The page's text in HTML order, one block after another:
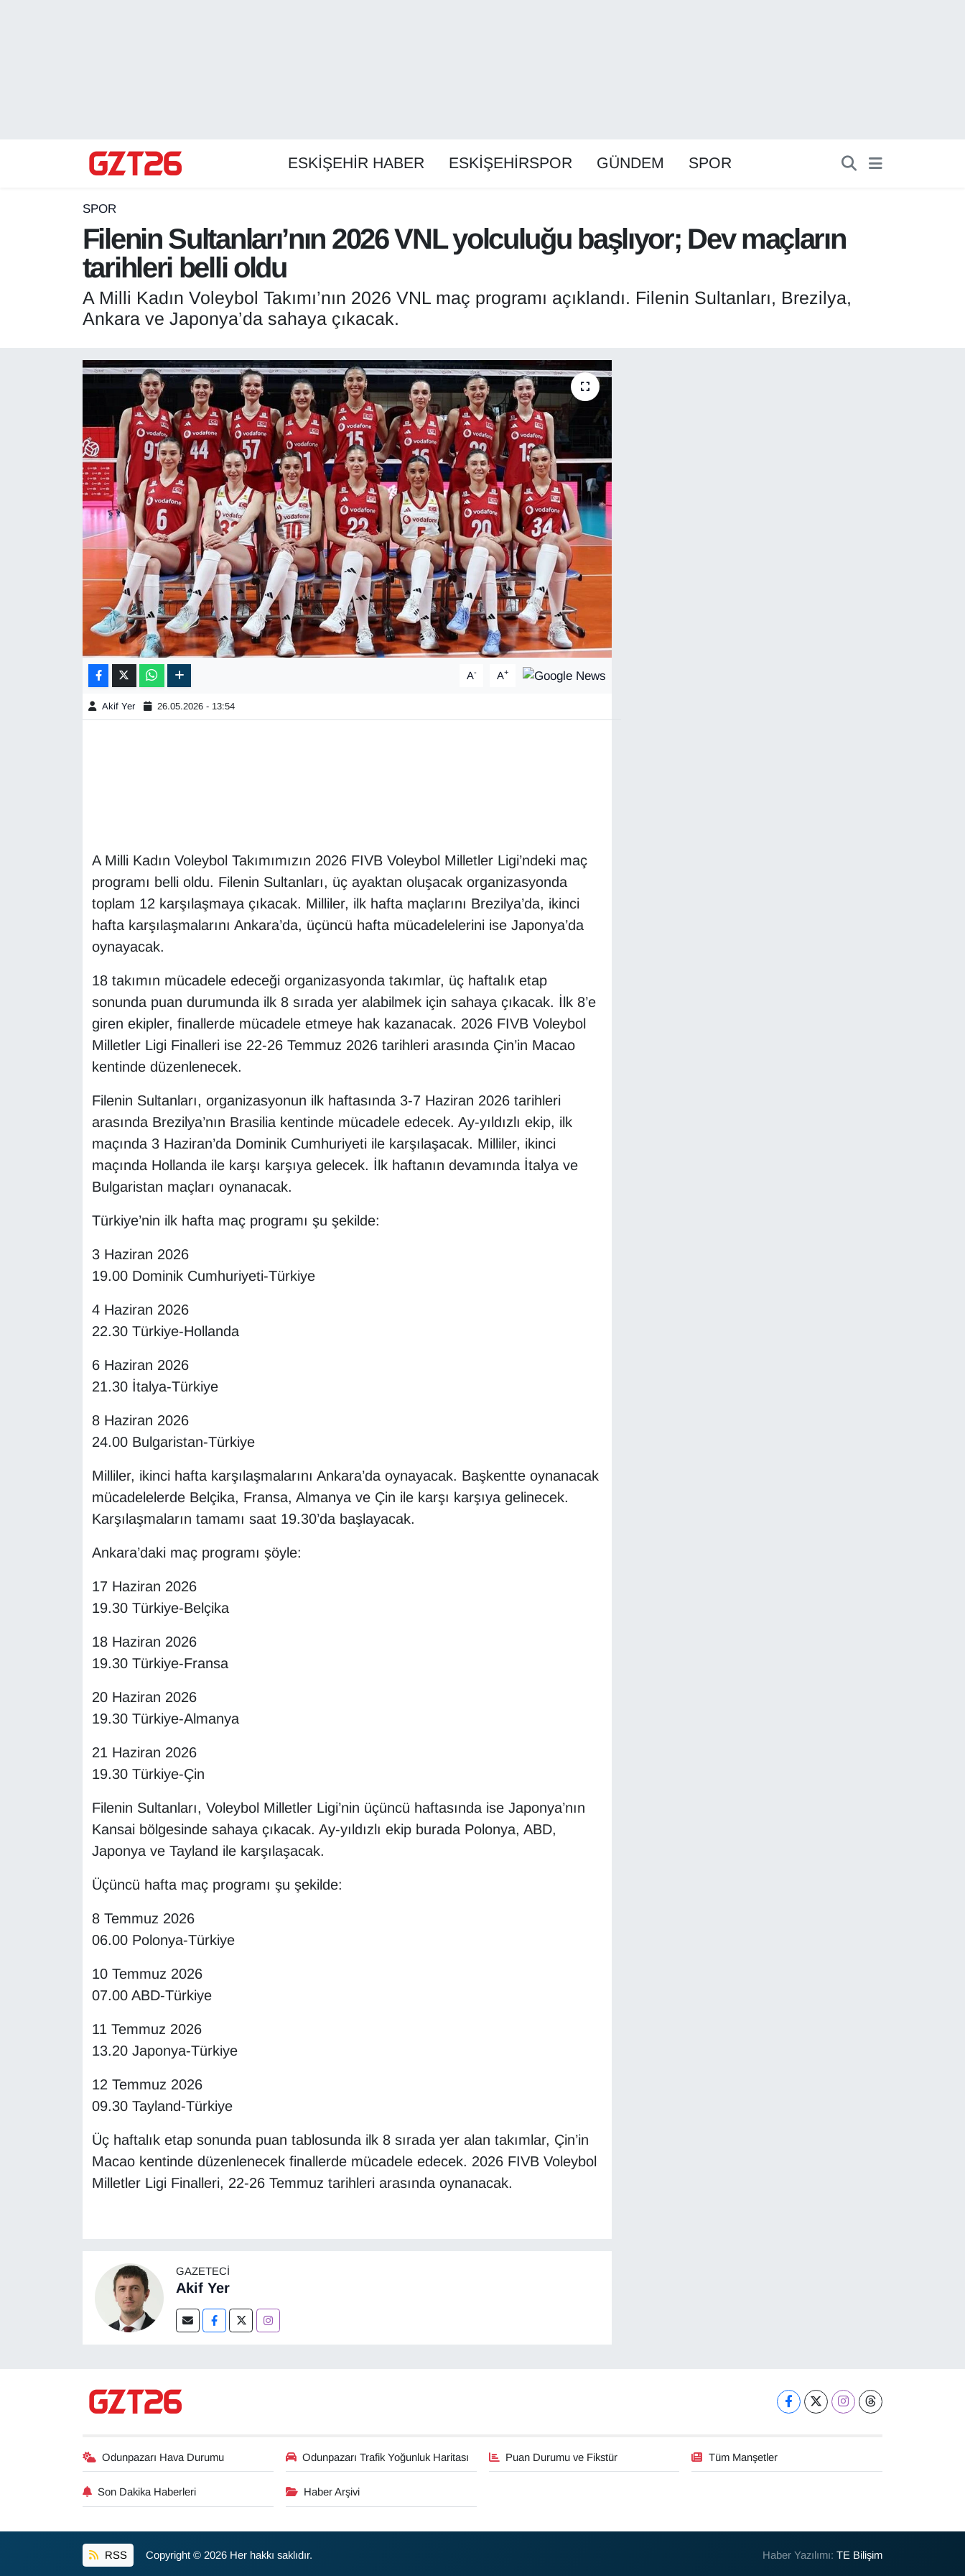
ESKİŞEHİR HABER ESKİŞEHİRSPOR GÜNDEM SPOR
SPOR
Filenin Sultanları’nın 2026 VNL yolculuğu başlıyor; Dev maçların
tarihleri belli oldu
A Milli Kadın Voleybol Takımı’nın 2026 VNL maç programı açıklandı. Filenin Sultanları, Brezilya,
Ankara ve Japonya’da sahaya çıkacak.
A- A+
Akif Yer 26.05.2026 - 13:54
A Milli Kadın Voleybol Takımımızın 2026 FIVB Voleybol Milletler Ligi’ndeki maç
programı belli oldu. Filenin Sultanları, üç ayaktan oluşacak organizasyonda
toplam 12 karşılaşmaya çıkacak. Milliler, ilk hafta maçlarını Brezilya’da, ikinci
hafta karşılaşmalarını Ankara’da, üçüncü hafta mücadelelerini ise Japonya’da
oynayacak.
18 takımın mücadele edeceği organizasyonda takımlar, üç haftalık etap
sonunda puan durumunda ilk 8 sırada yer alabilmek için sahaya çıkacak. İlk 8’e
giren ekipler, finallerde mücadele etmeye hak kazanacak. 2026 FIVB Voleybol
Milletler Ligi Finalleri ise 22-26 Temmuz 2026 tarihleri arasında Çin’in Macao
kentinde düzenlenecek.
Filenin Sultanları, organizasyonun ilk haftasında 3-7 Haziran 2026 tarihleri
arasında Brezilya’nın Brasilia kentinde mücadele edecek. Ay-yıldızlı ekip, ilk
maçında 3 Haziran’da Dominik Cumhuriyeti ile karşılaşacak. Milliler, ikinci
maçında Hollanda ile karşı karşıya gelecek. İlk haftanın devamında İtalya ve
Bulgaristan maçları oynanacak.
Türkiye’nin ilk hafta maç programı şu şekilde:
3 Haziran 2026
19.00 Dominik Cumhuriyeti-Türkiye
4 Haziran 2026
22.30 Türkiye-Hollanda
6 Haziran 2026
21.30 İtalya-Türkiye
8 Haziran 2026
24.00 Bulgaristan-Türkiye
Milliler, ikinci hafta karşılaşmalarını Ankara’da oynayacak. Başkentte oynanacak
mücadelelerde Belçika, Fransa, Almanya ve Çin ile karşı karşıya gelinecek.
Karşılaşmaların tamamı saat 19.30’da başlayacak.
Ankara’daki maç programı şöyle:
17 Haziran 2026
19.30 Türkiye-Belçika
18 Haziran 2026
19.30 Türkiye-Fransa
20 Haziran 2026
19.30 Türkiye-Almanya
21 Haziran 2026
19.30 Türkiye-Çin
Filenin Sultanları, Voleybol Milletler Ligi’nin üçüncü haftasında ise Japonya’nın
Kansai bölgesinde sahaya çıkacak. Ay-yıldızlı ekip burada Polonya, ABD,
Japonya ve Tayland ile karşılaşacak.
Üçüncü hafta maç programı şu şekilde:
8 Temmuz 2026
06.00 Polonya-Türkiye
10 Temmuz 2026
07.00 ABD-Türkiye
11 Temmuz 2026
13.20 Japonya-Türkiye
12 Temmuz 2026
09.30 Tayland-Türkiye
Üç haftalık etap sonunda puan tablosunda ilk 8 sırada yer alan takımlar, Çin’in
Macao kentinde düzenlenecek finallerde mücadele edecek. 2026 FIVB Voleybol
Milletler Ligi Finalleri, 22-26 Temmuz tarihleri arasında oynanacak.
GAZETECI
Akif Yer
Odunpazarı Hava Durumu Odunpazarı Trafik Yoğunluk Haritası Puan Durumu ve Fikstür Tüm Manşetler
Son Dakika Haberleri Haber Arşivi
RSS Copyright © 2026 Her hakkı saklıdır. Haber Yazılımı:TE Bilişim
Tüm Manşetler
Son Dakika Haberleri
Haber Arşivi